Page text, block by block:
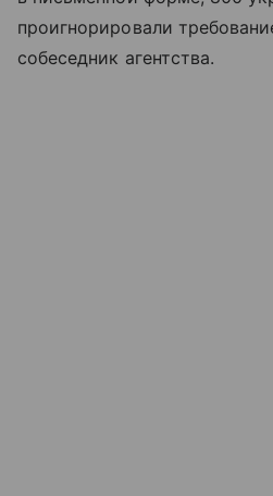
проигнорировали
собеседник агентства.